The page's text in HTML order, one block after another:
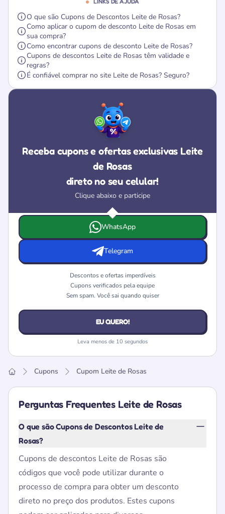
O que são Cupons de Descontos Leite de Rosas?
Como aplicar o cupom de desconto Leite de Rosas em
sua compra?
Como encontrar cupons de desconto Leite de Rosas?
Cupons de descontos Leite de Rosas têm validade e
regras?
É confiável comprar no site Leite de Rosas? Seguro?
Receba cupons e ofertas exclusivas Leite
de Rosas
direto no seu celular!
Clique abaixo e participe
Escolha onde deseja receber as ofertas e cupons da
WhatsApp
Telegram
Descontos e ofertas imperdíveis
Cupons verificados pela equipe
Sem spam. Você sai quando quiser
EU QUERO!
Leva menos de 10 segundos
Cupons Cupom Leite de Rosas
Perguntas Frequentes Leite de Rosas
O que são Cupons de Descontos Leite de
Rosas?
Cupons de descontos Leite de Rosas são
códigos que você pode utilizar durante o
processo de compra para obter um desconto
direto no preço dos produtos. Estes cupons